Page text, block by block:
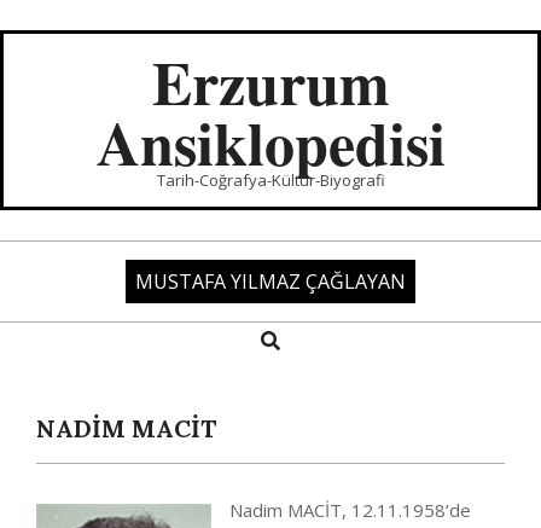
Erzurum
Ansiklopedisi
Tarih-Coğrafya-Kültür-Biyografi
MUSTAFA YILMAZ ÇAĞLAYAN
Search
NADİM MACİT
Nadim MACİT, 12.11.1958’de